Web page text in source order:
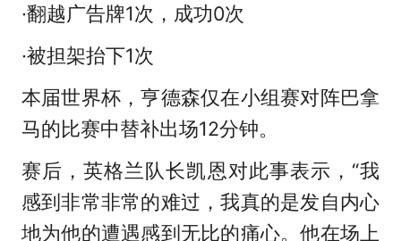
·翻越广告牌1次，成功0次
·被担架抬下1次
本届世界杯，亨德森仅在小组赛对阵巴拿
马的比赛中替补出场12分钟。
赛后，英格兰队长凯恩对此事表示，“我
感到非常非常的难过，我真的是发自内心
地为他的遭遇感到无比的痛心。他在场上